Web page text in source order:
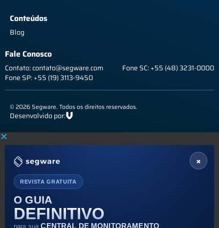
Conteúdos
Blog
Fale Conosco
Contato: contato@segware.com
Fone SC: +55 (48) 3231-0000
Fone SP: +55 (19) 3113-9450
© 2026 Segware. Todos os direitos reservados.
Desenvolvido por:
×
REVISTA GRATUITA
O GUIA
DEFINITIVO
para sua CENTRAL DE MONITORAMENTO